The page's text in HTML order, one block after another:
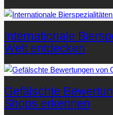
Internationale
Welt entdecken
Gefälschte
Shops erkennen